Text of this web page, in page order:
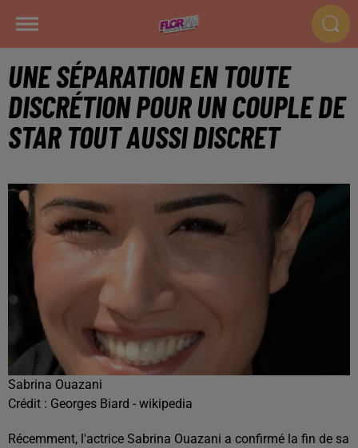
UNE SÉPARATION EN TOUTE
DISCRÉTION POUR UN COUPLE DE
STAR TOUT AUSSI DISCRET
Sabrina Ouazani
Crédit : Georges Biard - wikipedia
Récemment, l'actrice Sabrina Ouazani a confirmé la fin de sa